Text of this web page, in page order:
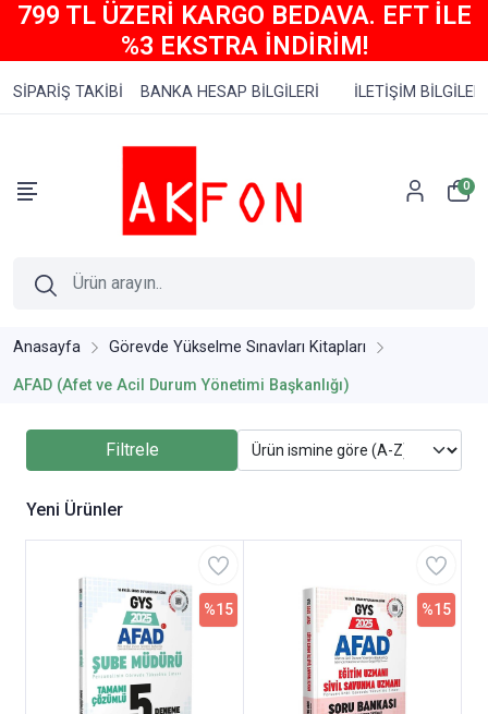
799 TL ÜZERİ KARGO BEDAVA. EFT İLE
%3 EKSTRA İNDİRİM!
SİPARİŞ TAKİBİ BANKA HESAP BİLGİLERİ İLETİŞİM BİLGİLERİ
0
Anasayfa Görevde Yükselme Sınavları Kitapları
AFAD (Afet ve Acil Durum Yönetimi Başkanlığı)
Filtrele
Yeni Ürünler
%15 %15